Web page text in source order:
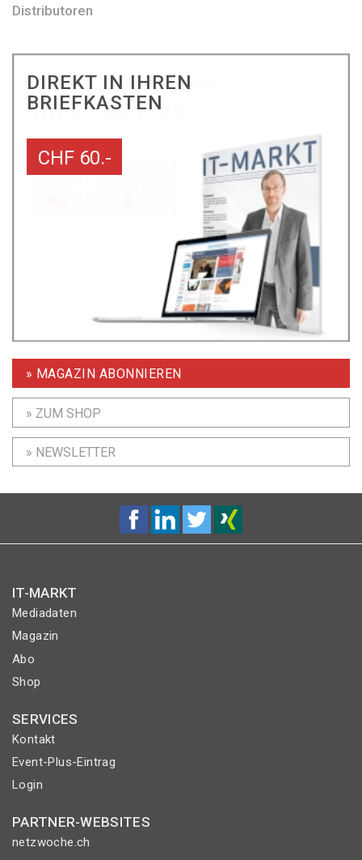
Distributoren
DIREKT IN IHREN
BRIEFKASTEN
CHF 60.-
» MAGAZIN ABONNIEREN
» ZUM SHOP
» NEWSLETTER
IT-MARKT
Mediadaten
Magazin
Abo
Shop
SERVICES
Kontakt
Event-Plus-Eintrag
Login
PARTNER-WEBSITES
netzwoche.ch